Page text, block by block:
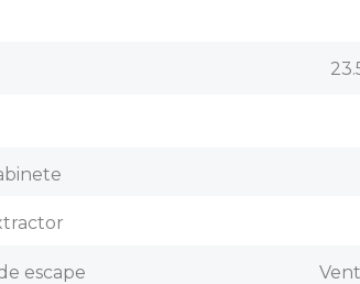
escape